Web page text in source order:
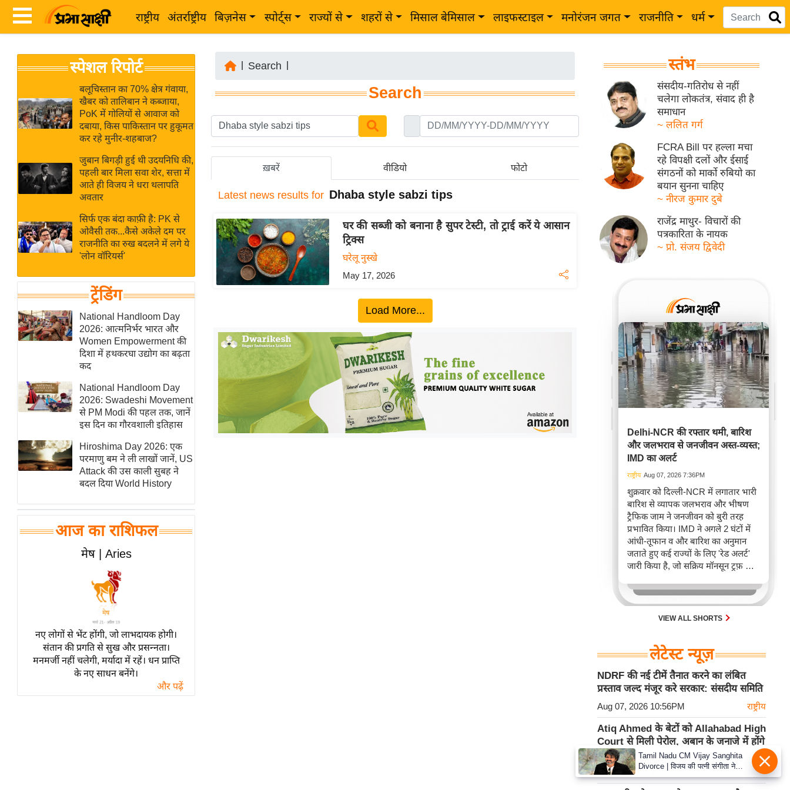
राष्ट्रीय अंतर्राष्ट्रीय बिज़नेस स्पोर्ट्स राज्यों से शहरों से मिसाल बेमिसाल लाइफस्टाइल मनोरंजन जगत राजनीति धर्म
News
Hindi
Hindi
Live
News in
Hindi
News
Hindi
Videos
ब
र
अंतर्राष्ट्रीय
बिज़नेस
उद्योग
विशेषज्ञ
राय
खेल
क्रिकेट
IPL
2026
मिसाल बेमिसाल
शख्सियत
यंग इंडिया
साहित्य जगत
ऑटो वर्ल्ड
न्यूज ब्रीफ
बॉलीवुड
हॉलीवुड
फिल्म समीक्षा
लाइफस्टाइल
टेक्नॉलॉजी
ब्यूटी/फैशन
घरेलू नुस्खे
पर्यटन स्थल
फिटनेस मंत्रा
स्पेशल रिपोर्ट
बलूचिस्तान का 70% क्षेत्र गंवाया,
खैबर को तालिबान ने कब्जाया,
PoK में गोलियों से आवाज को
दबाया, किस पाकिस्तान पर हुकूमत
कर रहे मुनीर-शहबाज?
जुबान बिगड़ी हुई थी उदयनिधि की,
पहली बार मिला सवा शेर, सत्ता में
आते ही विजय ने धरा थलापति
अवतार
सिर्फ एक बंदा काफ़ी है: PK से
ओवैसी तक...कैसे अकेले दम पर
राजनीति का रुख बदलने में लगे ये
'लोन वॉरियर्स'
ट्रेंडिंग
National Handloom Day
2026: आत्मनिर्भर भारत और
Women Empowerment की
दिशा में हथकरघा उद्योग का बढ़ता
कद
National Handloom Day
2026: Swadeshi Movement
से PM Modi की पहल तक, जानें
इस दिन का गौरवशाली इतिहास
Hiroshima Day 2026: एक
परमाणु बम ने ली लाखों जानें, US
Attack की उस काली सुबह ने
बदल दिया World History
आज का राशिफल
मेष | Aries
नए लोगों से भेंट होंगी, जो लाभदायक होगी।
संतान की प्रगति से सुख और प्रसन्नता।
मनमर्जी नहीं चलेगी, मर्यादा में रहें। धन प्राप्ति
के नए साधन बनेंगे।
और पढ़ें
Search
Search
ख़बरें वीडियो फोटो
Latest news results for Dhaba style sabzi tips
घर की सब्जी को बनाना है सुपर टेस्टी, तो ट्राई करें ये आसान
ट्रिक्स
घरेलू नुस्खे
May 17, 2026
Load More...
स्तंभ
संसदीय-गतिरोध से नहीं
चलेगा लोकतंत्र, संवाद ही है
समाधान
~ ललित गर्ग
FCRA Bill पर हल्ला मचा
रहे विपक्षी दलों और ईसाई
संगठनों को मार्को रुबियो का
बयान सुनना चाहिए
~ नीरज कुमार दुबे
राजेंद्र माथुर- विचारों की
पत्रकारिता के नायक
~ प्रो. संजय द्विवेदी
Delhi-NCR की रफ्तार थमी, बारिश
और जलभराव से जनजीवन अस्त-व्यस्त;
IMD का अलर्ट
राष्ट्रीय Aug 07, 2026 7:36PM
शुक्रवार को दिल्ली-NCR में लगातार भारी
बारिश से व्यापक जलभराव और भीषण
ट्रैफिक जाम ने जनजीवन को बुरी तरह
प्रभावित किया। IMD ने अगले 2 घंटों में
आंधी-तूफान व और बारिश का अनुमान
जताते हुए कई राज्यों के लिए 'रेड अलर्ट'
जारी किया है, जो सक्रिय मॉनसून ट्रफ़ और
जिससे यातायात बाधित होने के साथ-साथ
सफदरजंग अस्पताल में भी जलभराव की
स्थिति बनी।VIEW ALL SHORTS
लेटेस्ट न्यूज़
NDRF की नई टीमें तैनात करने का लंबित
प्रस्ताव जल्द मंजूर करे सरकार: संसदीय समिति
Aug 07, 2026 10:56PM राष्ट्रीय
Atiq Ahmed के बेटों को Allahabad High
Court से मिली पेरोल, अबान के जनाजे में होंगे
शामिल
Aug 07, 2026 10:56PM राष्ट्रीय
Tamil Nadu CM Vijay Sanghita
Divorce | विजय की पत्नी संगीता ने
वापस ली तलाक की अर्जी, कोर्ट ने मामले
को किया निपटाया